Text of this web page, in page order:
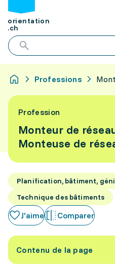
orientation
.ch
Professions
Profession
Monteur de
Monteuse de
Planification, bâtiment,
Technique des bâtiments
J'aime Comparer
Contenu de la page